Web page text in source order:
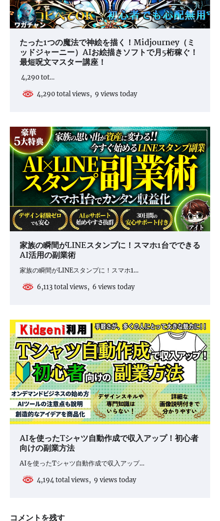
たった1つの魔法で神絵を描く！Midjourney（ミ
ッドジャーニー）AIお絵描きソフトで月5桁稼ぐ！
最短呪文マスター講座！
4,290 tot…
4,290 total views, 9 views today
家族の瞬間がLINEスタンプに！スマホ1台でできる
AI活用の副業術
家族の瞬間がLINEスタンプに！スマホ1…
6,113 total views, 6 views today
AIを使ったTシャツ自動作成で収入アップ！初心者
向けの副業方法
AIを使ったTシャツ自動作成で収入アップ…
4,194 total views, 9 views today
コメントを残す